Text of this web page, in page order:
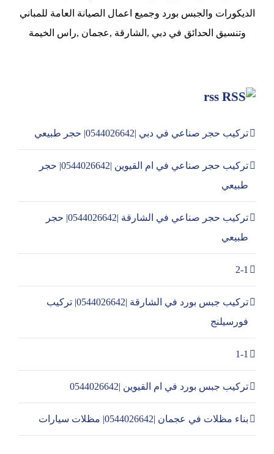
الديكورات والجبس بورد وجميع اعمال الصيانة العامة للمباني
وتنسيق الحدائق في دبي ,الشارقة ,عجمان ,راس الخيمة
rss
تركيب حجر صناعي في دبي |0544026642| حجر طبيعي
تركيب حجر صناعي في ام القيوين |0544026642| حجر
طبيعي
تركيب حجر صناعي في الشارقة |0544026642| حجر
طبيعي
2-1
تركيب جبس بورد في الشارقة |0544026642| تركيب
فورسيلنج
1-1
تركيب جبس بورد في ام القيوين |0544026642
بناء مظلات في عجمان |0544026642| مظلات سيارات